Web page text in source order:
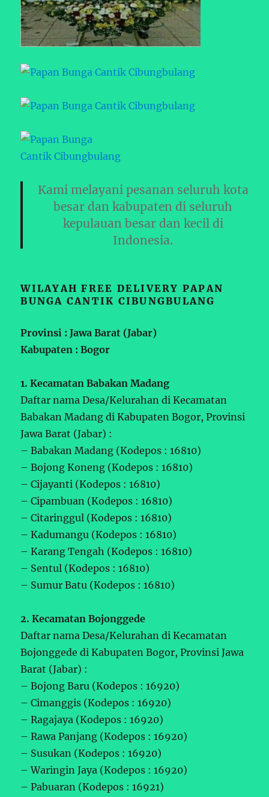
Kami melayani pesanan seluruh kota
besar dan kabupaten di seluruh
kepulauan besar dan kecil di
Indonesia.
WILAYAH FREE DELIVERY PAPAN
BUNGA CANTIK CIBUNGBULANG
Provinsi : Jawa Barat (Jabar)
Kabupaten : Bogor
1. Kecamatan Babakan Madang
Daftar nama Desa/Kelurahan di Kecamatan
Babakan Madang di Kabupaten Bogor, Provinsi
Jawa Barat (Jabar) :
– Babakan Madang (Kodepos : 16810)
– Bojong Koneng (Kodepos : 16810)
– Cijayanti (Kodepos : 16810)
– Cipambuan (Kodepos : 16810)
– Citaringgul (Kodepos : 16810)
– Kadumangu (Kodepos : 16810)
– Karang Tengah (Kodepos : 16810)
– Sentul (Kodepos : 16810)
– Sumur Batu (Kodepos : 16810)
2. Kecamatan Bojonggede
Daftar nama Desa/Kelurahan di Kecamatan
Bojonggede di Kabupaten Bogor, Provinsi Jawa
Barat (Jabar) :
– Bojong Baru (Kodepos : 16920)
– Cimanggis (Kodepos : 16920)
– Ragajaya (Kodepos : 16920)
– Rawa Panjang (Kodepos : 16920)
– Susukan (Kodepos : 16920)
– Waringin Jaya (Kodepos : 16920)
– Pabuaran (Kodepos : 16921)